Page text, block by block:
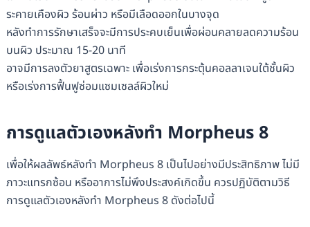
ระคายเคืองผิว ร้อนผ่าว หรือมีเลือดออกในบางจุด
หลังทำการรักษาเสร็จจะมีการประคบเย็นเพื่อผ่อนคลายลดความร้อน
บนผิว ประมาณ 15-20 นาที
อาจมีการลงตัวยาสูตรเฉพาะ เพื่อเร่งการกระตุ้นคอลลาเจนใต้ชั้นผิว
หรือเร่งการฟื้นฟูซ่อมแซมเซลล์ผิวใหม่
การดูแลตัวเองหลังทำ Morpheus 8
เพื่อให้ผลลัพธ์หลังทำ Morpheus 8 เป็นไปอย่างมีประสิทธิภาพ ไม่มี
ภาวะแทรกซ้อน หรืออาการไม่พึงประสงค์เกิดขึ้น ควรปฏิบัติตามวิธี
การดูแลตัวเองหลังทำ Morpheus 8 ดังต่อไปนี้